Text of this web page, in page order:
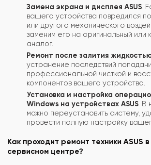
Замена экрана и дисплея ASUS .
вашего устройства повредился
или другого механического
заменим его на оригинальный или
аналог.
Ремонт после залития
устранение последствий
профессиональной чисткой и
компонентов вашего устройства.
Установка и настройка
Windows на устройствах ASUS .
можно переустановить систему,
провести полную настройку
Как проходит ремонт техники ASUS
сервисном центре?